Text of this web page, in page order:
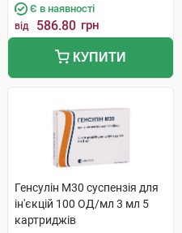
Є в наявності
від 586.80 грн
КУПИТИ
Генсулін М30 суспензія для
ін'єкцій 100 ОД/мл 3 мл 5
картриджів